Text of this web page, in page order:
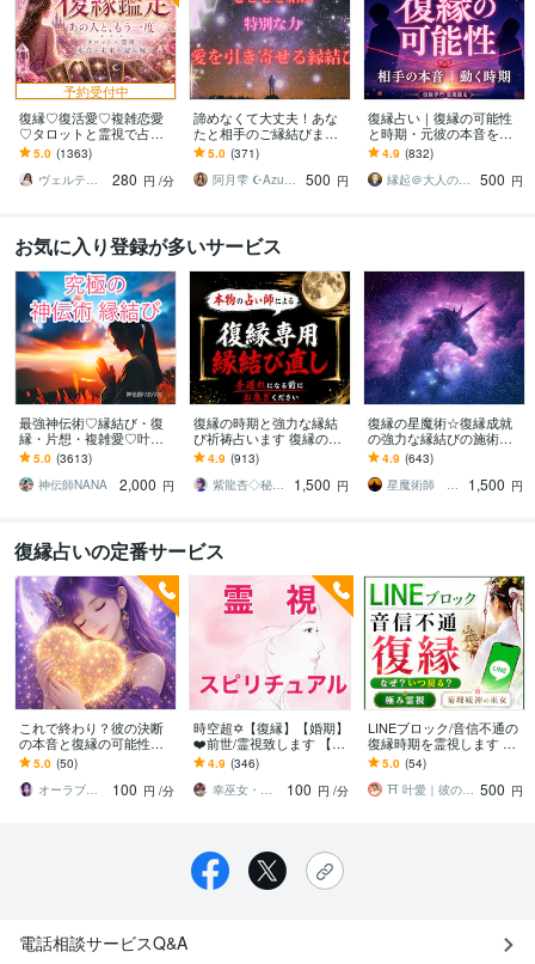
予約受付中
復縁♡復活愛♡複雑恋愛
♡タロットと霊視で占い
ます お相手の深層心理を
読み解き、望む未来への
最短ルートを導きます
5.0 (1363)
ヴェルティーナ
280 円 /分
諦めなくて大丈夫！あな
たと相手のご縁結びます
今悩んでいるあなたへ。
彼と結ばれたいあなたに
必見！
5.0 (371)
阿月雫 ☪︎Azuki☪︎
500 円
復縁占い｜復縁の可能性
と時期・元彼の本音を視
ます 音信不通・ブロック
中でも、本音とご縁を視
て復縁成就へ導きます
4.9 (832)
縁起＠大人の恋愛占い師
500 円
お気に入り登録が多いサービス
最強神伝術♡縁結び・復
縁・片想・複雑愛♡叶え
ます 片想い・復縁・結
婚・金運等、様々なご縁
を結び幸せへと導きます
5.0 (3613)
神伝師NANA
2,000 円
復縁の時期と強力な縁結
び祈祷占います 復縁の時
期を霊視し、早めるアド
バイス、強力な縁結び祈
祷。
4.9 (913)
紫龍杏◇秘伝の縁結び祈祷師
1,500 円
復縁の星魔術☆復縁成就
の強力な縁結びの施術を
します 【依頼500件以
上】守護星が復縁を成就
させます。
4.9 (643)
星魔術師 希空（ノア）
1,500 円
復縁占いの定番サービス
これで終わり？彼の決断
の本音と復縁の可能性を
視ます 連絡こない理由✴
距離を置いた彼の迷い✴今
の本心を霊視鑑定
5.0 (50)
オーラブルーム鑑定✳︎凜々花
100 円 /分
時空超✡【復縁】【婚期】
❤️前世/霊視致します 【当
たるココナラ復縁占い
第４位】令和8年1月/姓名
判断も
4.9 (346)
幸巫女・ゆきみこ
100 円 /分
LINEブロック/音信不通の
復縁時期を霊視します 相
手の気持ち/復縁/恋愛霊視/
あなたを好きな人/不倫/複
雑
5.0 (54)
⛩️ 叶愛｜彼の本音を視る涙腺崩壊霊視 500 円
電話相談サービスQ&A